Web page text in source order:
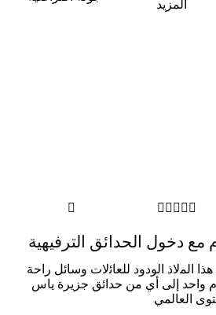
المزيد
    

دﺧﻮل اﻟﺤﺪاﺋﻖ اﻟﺘﺮﻓﻴﻬﻴﺔ
اﻟﻤلاذ اﻟﻮدود ﻟﻠﻌﺎﺋلات وﺳﺎﺋﻞ راﺣﺔ
واﺣﺪ إﻟﻰ أي ﻣﻦ ﺣﺪاﺋﻖ ﺟﺰﻳﺮة ﻳﺎس
اﻟﻌﺎﻟﻤﻲ